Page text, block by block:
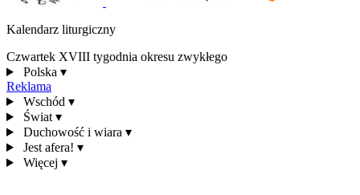
Kalendarz liturgiczny
Czwartek XVIII tygodnia okresu zwykłego
Polska ▾
Reklama
Wschód ▾
Świat ▾
Duchowość i wiara ▾
Jest afera! ▾
Więcej ▾